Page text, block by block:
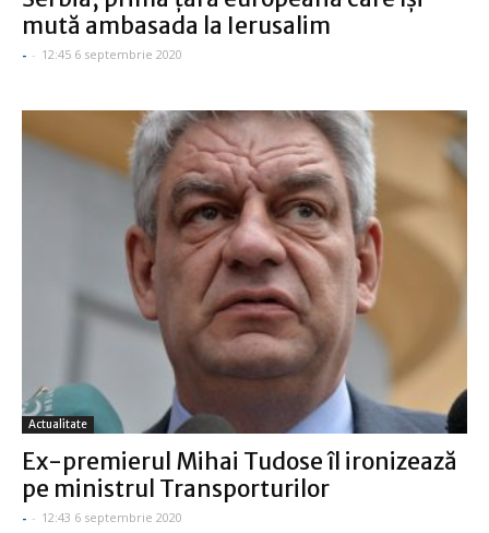
mută ambasada la Ierusalim
- - 12:45 6 septembrie 2020
Actualitate
Ex-premierul Mihai Tudose îl ironizează
pe ministrul Transporturilor
- - 12:43 6 septembrie 2020